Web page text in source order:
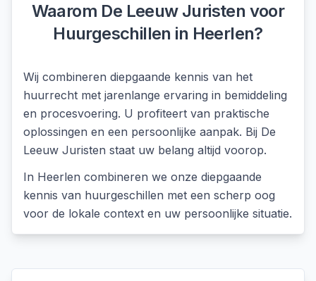
Waarom De Leeuw Juristen voor
Huurgeschillen in Heerlen?
Wij combineren diepgaande kennis van het
huurrecht met jarenlange ervaring in bemiddeling
en procesvoering. U profiteert van praktische
oplossingen en een persoonlijke aanpak. Bij De
Leeuw Juristen staat uw belang altijd voorop.
In Heerlen combineren we onze diepgaande
kennis van huurgeschillen met een scherp oog
voor de lokale context en uw persoonlijke situatie.